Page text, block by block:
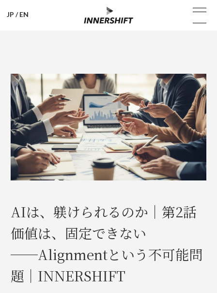
JP /EN
AIは、躾けられるのか｜第2話
価値は、固定できない
──Alignmentという不可能問
題｜INNERSHIFT